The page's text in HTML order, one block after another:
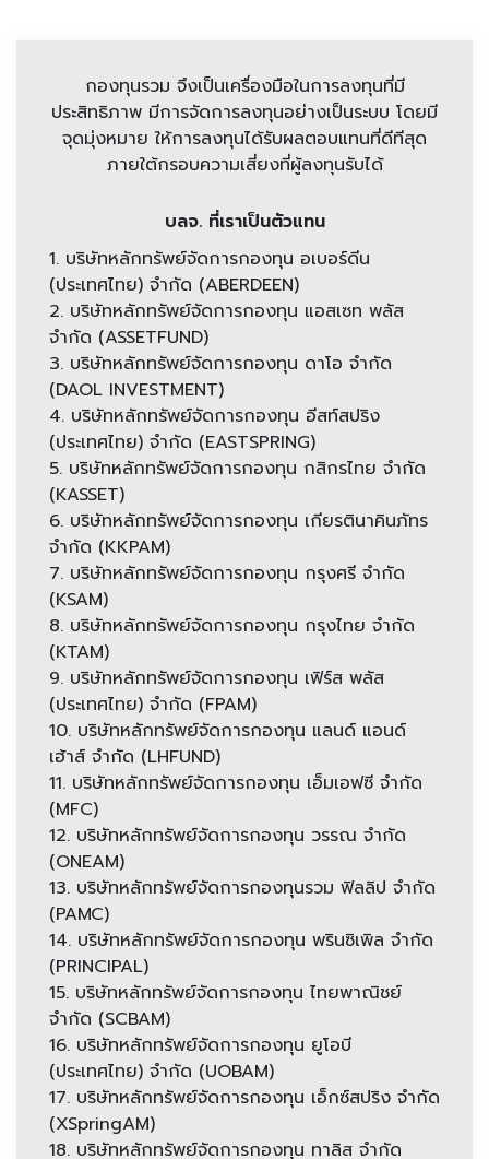
กองทุนรวม จึงเป็นเครื่องมือในการลงทุนที่มี
ประสิทธิภาพ มีการจัดการลงทุนอย่างเป็นระบบ โดยมี
จุดมุ่งหมาย ให้การลงทุนได้รับผลตอบแทนที่ดีทีสุด
ภายใต้กรอบความเสี่ยงที่ผู้ลงทุนรับได้
บลจ. ที่เราเป็นตัวแทน
1. บริษัทหลักทรัพย์จัดการกองทุน อเบอร์ดีน
(ประเทศไทย) จำกัด (ABERDEEN)
2. บริษัทหลักทรัพย์จัดการกองทุน แอสเซท พลัส
จำกัด (ASSETFUND)
3. บริษัทหลักทรัพย์จัดการกองทุน ดาโอ จำกัด
(DAOL INVESTMENT)
4. บริษัทหลักทรัพย์จัดการกองทุน อีสท์สปริง
(ประเทศไทย) จำกัด (EASTSPRING)
5. บริษัทหลักทรัพย์จัดการกองทุน กสิกรไทย จำกัด
(KASSET)
6. บริษัทหลักทรัพย์จัดการกองทุน เกียรตินาคินภัทร
จำกัด (KKPAM)
7. บริษัทหลักทรัพย์จัดการกองทุน กรุงศรี จำกัด
(KSAM)
8. บริษัทหลักทรัพย์จัดการกองทุน กรุงไทย จำกัด
(KTAM)
9. บริษัทหลักทรัพย์จัดการกองทุน เฟิร์ส พลัส
(ประเทศไทย) จำกัด (FPAM)
10. บริษัทหลักทรัพย์จัดการกองทุน แลนด์ แอนด์
เฮ้าส์ จำกัด (LHFUND)
11. บริษัทหลักทรัพย์จัดการกองทุน เอ็มเอฟซี จำกัด
(MFC)
12. บริษัทหลักทรัพย์จัดการกองทุน วรรณ จำกัด
(ONEAM)
13. บริษัทหลักทรัพย์จัดการกองทุนรวม ฟิลลิป จำกัด
(PAMC)
14. บริษัทหลักทรัพย์จัดการกองทุน พรินซิเพิล จำกัด
(PRINCIPAL)
15. บริษัทหลักทรัพย์จัดการกองทุน ไทยพาณิชย์
จำกัด (SCBAM)
16. บริษัทหลักทรัพย์จัดการกองทุน ยูโอบี
(ประเทศไทย) จำกัด (UOBAM)
17. บริษัทหลักทรัพย์จัดการกองทุน เอ็กซ์สปริง จำกัด
(XSpringAM)
18. บริษัทหลักทรัพย์จัดการกองทุน ทาลิส จำกัด